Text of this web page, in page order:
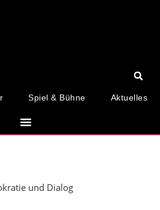
Spiel & Bühne Aktuelles
und Dialog